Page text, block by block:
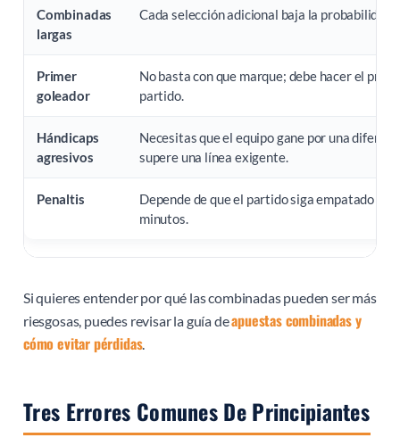
Combinadas
largas
Cada selección adicional baja la probabilidad
Primer
goleador
No basta con que marque; debe hacer el
partido.
Hándicaps
agresivos
Necesitas que el equipo gane por una
supere una línea exigente.
Penaltis
Depende de que el partido siga empatado
minutos.
Si quieres entender por qué las combinadas pueden ser más
riesgosas, puedes revisar la guía deapuestas combinadas y
cómo evitar pérdidas.
Tres Errores Comunes De Principiantes